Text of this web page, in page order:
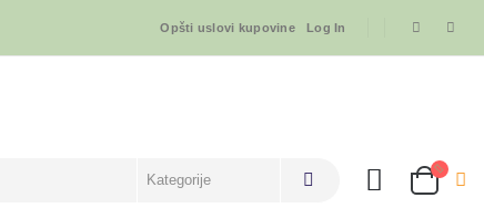
Opšti uslovi kupovine Log In